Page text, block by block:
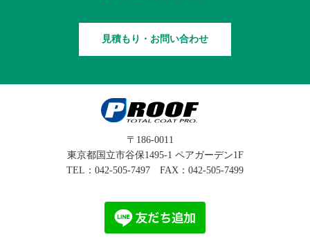
見積もり・お問い合わせ
〒186-0011
東京都国立市谷保1495-1 ペアガーデン1F
TEL： 042-505-7497 FAX：042-505-7499